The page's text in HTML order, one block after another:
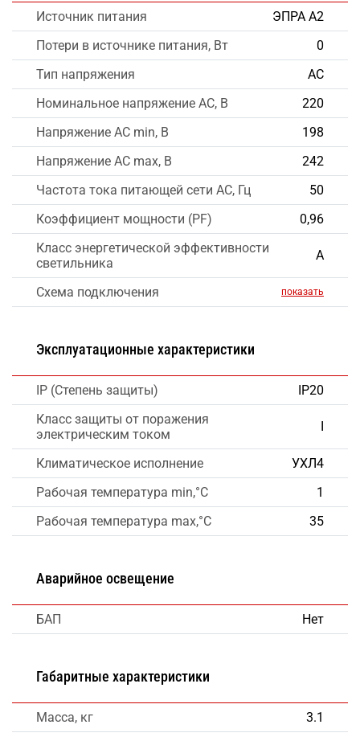
Источник питания
ЭПРА А2
Потери в источнике питания, Вт
0
Тип напряжения
AC
Номинальное напряжение AC, В
220
Напряжение AC min, В
198
Напряжение AC max, В
242
Частота тока питающей сети AC, Гц
50
Коэффициент мощности (PF)
0,96
Класс энергетической эффективности
светильника
А
Схема подключения показать
Эксплуатационные характеристики
IP (Степень защиты)
IP20
Класс защиты от поражения
электрическим током
Климатическое исполнение
УХЛ4
Рабочая температура min,°C
1
Рабочая температура max,°C
35
Аварийное освещение
БАП Нет
Габаритные характеристики
Масса, кг
3.1